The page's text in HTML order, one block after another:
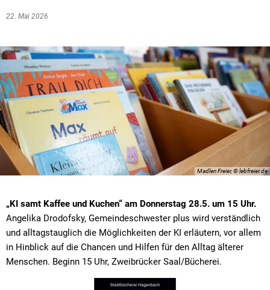
22. Mai 2026
Madlen Freier, © lebfreier.de
„KI samt Kaffee und Kuchen“ am Donnerstag 28.5. um 15 Uhr.
Angelika Drodofsky, Gemeindeschwester plus wird verständlich
und alltagstauglich die Möglichkeiten der KI erläutern, vor allem
in Hinblick auf die Chancen und Hilfen für den Alltag älterer
Menschen. Beginn 15 Uhr, Zweibrücker Saal/Bücherei.